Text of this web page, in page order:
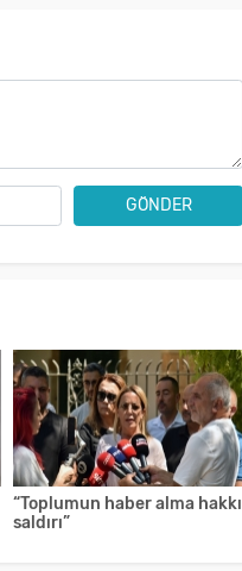
GÖNDER
“Toplumun haber alma hakkı
saldırı”